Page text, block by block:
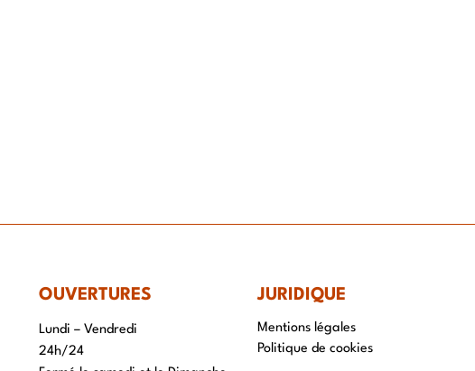
OUVERTURES
Lundi – Vendredi
24h/24
JURIDIQUE
Mentions légales
Politique de cookies